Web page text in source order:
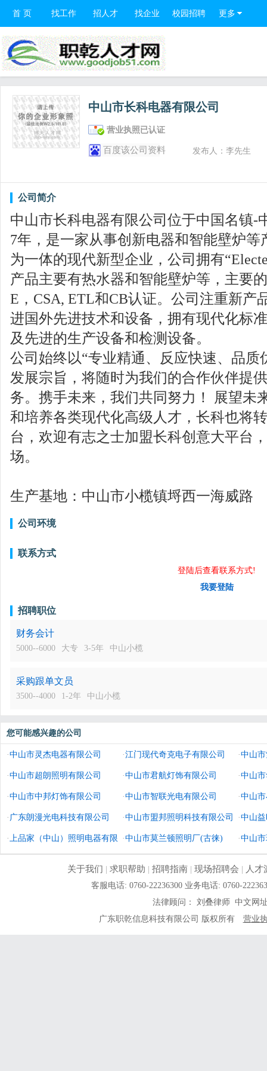
首 页 找工作 招人才 找企业 校园招聘 更多
中山市长科电器有限公司
营业执照已认证
百度该公司资料 发布人：李先生
公司简介
中山市长科电器有限公司位于中国名镇-
7年，是一家从事创新电器和智能壁炉
为一体的现代新型企业，公司拥有
产品主要有热水器和智能壁炉等，主要
E，CSA, ETL和CB认证。公司注重新产
进国外先进技术和设备，拥有现代化标
及先进的生产设备和检测设备。
公司始终以“专业精通、反应快速、品质
发展宗旨，将随时为我们的合作伙伴提
务。携手未来，我们共同努力！ 展望未
和培养各类现代化高级人才，长科也将
台，欢迎有志之士加盟长科创意大平台
场。
生产基地：中山市小榄镇埒西一海威路
公司环境
联系方式
登陆后查看联系方式!
我要登陆
招聘职位
财务会计
5000--6000 大专 3-5年 中山小榄
采购跟单文员
3500--4000 1-2年 中山小榄
您可能感兴趣的公司
·中山市灵杰电器有限公司 ·江门现代奇克电子有限公司 ·中山
·中山市超朗照明有限公司 ·中山市君航灯饰有限公司 ·中山
·中山市中邦灯饰有限公司 ·中山市智联光电有限公司 ·中山
·广东朗漫光电科技有限公司 ·中山市盟邦照明科技有限公司 ·中山
·上品家（中山）照明电器有限 ·中山市莫兰顿照明厂(古徕) ·中山
关于我们 | 求职帮助 | 招聘指南| 现场招聘会 | 人才
客服电话: 0760-22236300 业务电话: 0760-
法律顾问： 刘叠律师 中文网
广东职乾信息科技有限公司 版权所有
营业